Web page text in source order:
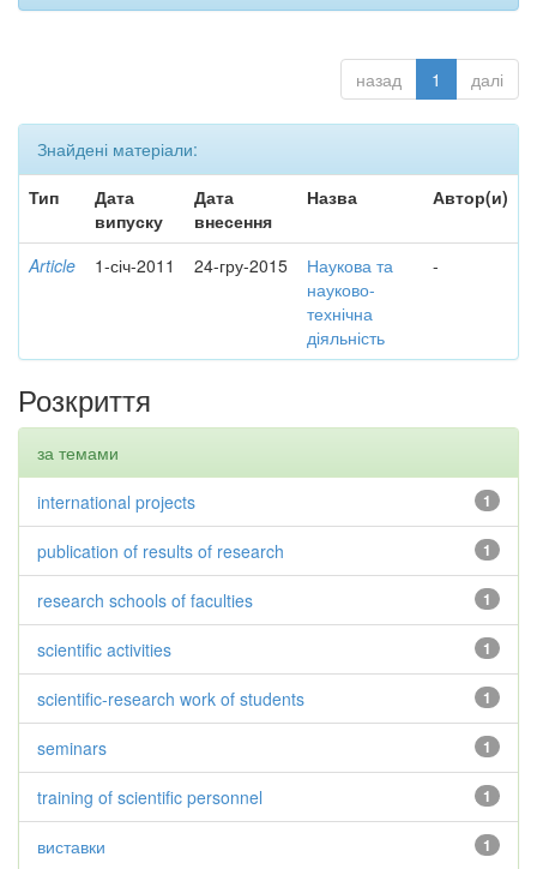
назад 1 далі
Знайдені матеріали:
Тип
Дата
випуску
Дата
внесення
Назва Автор(и)
Article 1-січ-2011 24-гру-2015
Наукова та
науково-
технічна
діяльність
-
Розкриття
за темами
1
international projects
1
publication of results of research
1
research schools of faculties
1
scientific activities
1
scientific-research work of students
1
seminars
1
training of scientific personnel
1
виставки